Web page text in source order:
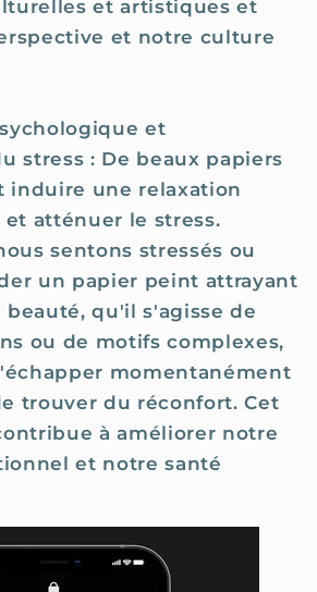
et artistiques et
et notre culture
et
stress : De beaux papiers
induire une relaxation
atténuer le stress.
sentons stressés ou
un papier peint attrayant
beauté, qu'il s'agisse de
ou de motifs complexes,
momentanément
trouver du réconfort. Cet
à améliorer notre
et notre santé